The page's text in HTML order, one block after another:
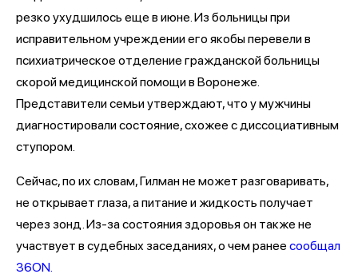
резко ухудшилось еще в июне. Из больницы при
исправительном учреждении его якобы перевели в
психиатрическое отделение гражданской больницы
скорой медицинской помощи в Воронеже.
Представители семьи утверждают, что у мужчины
диагностировали состояние, схожее с диссоциативным
ступором.
Сейчас, по их словам, Гилман не может разговаривать,
не открывает глаза, а питание и жидкость получает
через зонд. Из-за состояния здоровья он также не
участвует в судебных заседаниях, о чем ранее сообщал
36ON.